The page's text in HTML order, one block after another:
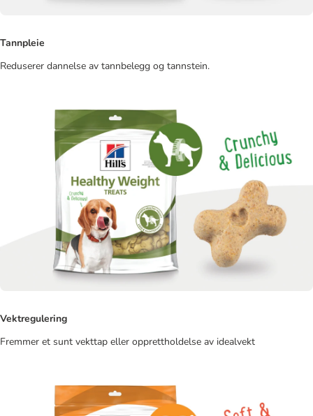
Tannpleie
Reduserer dannelse av tannbelegg og tannstein.
Vektregulering
Fremmer et sunt vekttap eller opprettholdelse av idealvekt